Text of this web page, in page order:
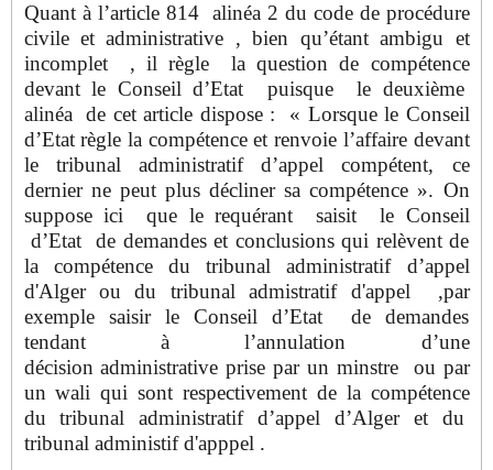
Quant à l’article 814 alinéa 2 du code de procédure
civile et administrative , bien qu’étant ambigu et
incomplet , il règle la question de compétence
devant le Conseil d’Etat puisque le deuxième
alinéa de cet article dispose : « Lorsque le Conseil
d’Etat règle la compétence et renvoie l’affaire devant
le tribunal administratif d’appel compétent, ce
dernier ne peut plus décliner sa compétence ». On
suppose ici que le requérant saisit le Conseil
d’Etat de demandes et conclusions qui relèvent de
la compétence du tribunal administratif d’appel
d'Alger ou du tribunal admistratif d'appel ,par
exemple saisir le Conseil d’Etat de demandes
tendant à l’annulation d’une
décision administrative prise par un minstre ou par
un wali qui sont respectivement de la compétence
du tribunal administratif d’appel d’Alger et du
tribunal administif d'apppel .